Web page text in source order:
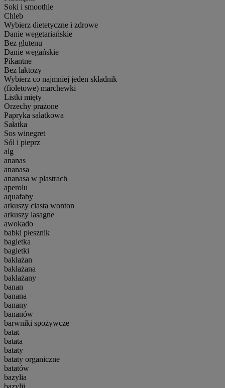
Soki i smoothie
Chleb
Wybierz dietetyczne i zdrowe
Danie wegetariańskie
Bez glutenu
Danie wegańskie
Pikantne
Bez laktozy
Wybierz co najmniej jeden składnik
(fioletowe) marchewki
Listki mięty
Orzechy prażone
Papryka sałatkowa
Sałatka
Sos winegret
Sól i pieprz
alg
ananas
ananasa
ananasa w plastrach
aperolu
aquafaby
arkuszy ciasta wonton
arkuszy lasagne
awokado
babki płesznik
bagietka
bagietki
bakłażan
bakłażana
bakłażany
banan
banana
banany
bananów
barwniki spożywcze
batat
batata
bataty
bataty organiczne
batatów
bazylia
bazylii